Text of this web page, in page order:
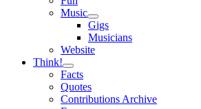
Music
open
child
menu
Gigs
Musicians
Website
Think!
open
child
menu
Facts
Quotes
Contributions Archive